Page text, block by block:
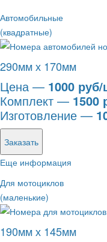
Автомобильные
(квадратные)
290мм х 170мм
Цена — 1000
Комплект — 1500
Изготовление —
Заказать
Еще информация
Для мотоциклов
(маленькие)
190мм х 145мм